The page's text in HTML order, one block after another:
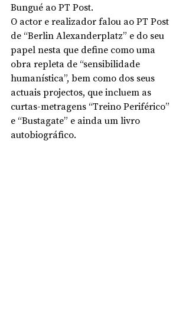
Bungué ao PT Post.
O actor e realizador falou ao PT Post
de “Berlin Alexanderplatz” e do seu
papel nesta que define como uma
obra repleta de “sensibilidade
humanística”, bem como dos seus
actuais projectos, que incluem as
curtas-metragens “Treino Periférico”
e “Bustagate” e ainda um livro
autobiográfico.